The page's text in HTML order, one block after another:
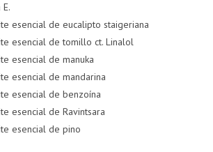
esencial de eucalipto staigeriana
esencial de tomillo ct. Linalol
esencial de manuka
esencial de mandarina
esencial de benzoína
esencial de Ravintsara
esencial de pino